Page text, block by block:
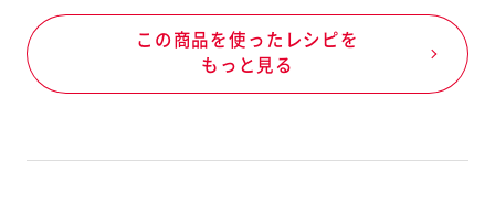
」には、商品の製造工程由来の
記載しています。
商品Aを製造後、次の商品Bを
この商品を使ったレシピを
もっと見る